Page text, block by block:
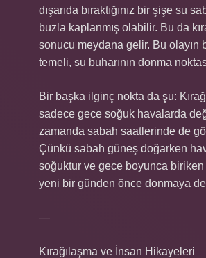
dışarıda bıraktığınız bir şişe su
buzla kaplanmış olabilir. Bu da
sonucu meydana gelir. Bu olayın
temeli, su buharının donma
Bir başka ilginç nokta da şu:
sadece gece soğuk havalarda
zamanda sabah saatlerinde de
Çünkü sabah güneş doğarken
soğuktur ve gece boyunca biriken
yeni bir günden önce donmaya
—
Kırağılaşma ve İnsan Hikayeleri